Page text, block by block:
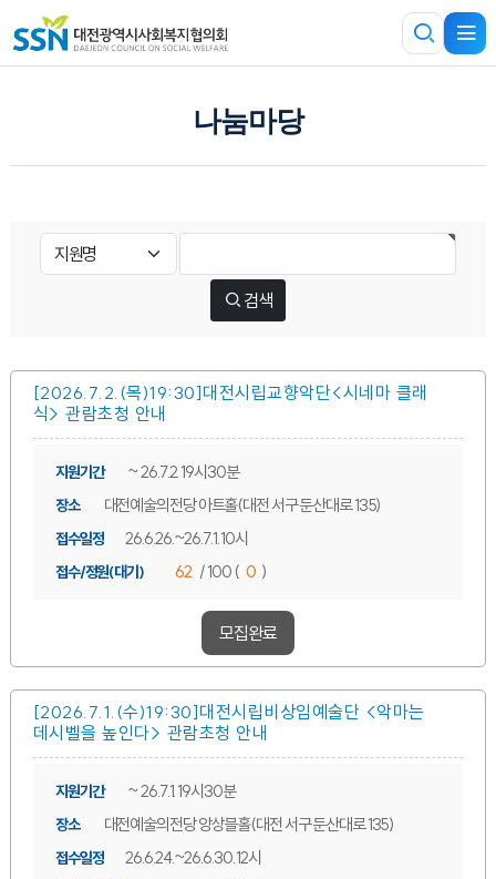
나눔마당
검색
[2026.7.2.(목)19:30]대전시립교향악단<시네마 클래
식> 관람초청 안내
지원기간 ~ 26.7.2. 19시30분
장소 대전예술의전당 아트홀(대전 서구 둔산대로 135)
접수일정 26.6.26.~26.7.1. 10시
접수/정원(대기) 62 / 100 ( 0 )
모집완료
[2026.7.1.(수)19:30]대전시립비상임예술단 <악마는
데시벨을 높인다> 관람초청 안내
지원기간 ~ 26.7.1. 19시30분
장소 대전예술의전당 앙상블홀(대전 서구 둔산대로 135)
접수일정 26.6.24.~26.6.30. 12시